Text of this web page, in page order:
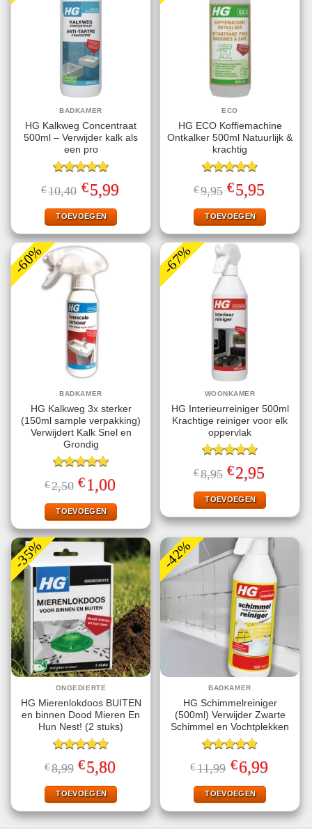
BADKAMER
HG Kalkweg Concentraat
500ml – Verwijder kalk als
een pro
Gewaardeerd
5.00uit 5
€10,40 Oorspronkelijke
prijs
was:
€10,40.
€5,99Huidige
prijs
TOEVOEGEN
ECO
HG ECO Koffiemachine
Ontkalker 500ml Natuurlijk &
krachtig
Gewaardeerd
5.00uit 5
€9,95 Oorspronkelijke
prijs
was:
€9,95.
€5,95
is:
€5,95.
TOEVOEGEN
-60%
BADKAMER
HG Kalkweg 3x sterker
(150ml sample verpakking)
Verwijdert Kalk Snel en
Grondig
Gewaardeerd
5.00uit 5
€2,50 Oorspronkelijke
prijs
was:
€2,50.
€1,00
is:
€1,00.
TOEVOEGEN
-67%
WOONKAMER
HG Interieurreiniger 500ml
Krachtige reiniger voor elk
oppervlak
Gewaardeerd
5.00uit 5
€8,95 Oorspronkelijke
prijs
was:
€8,95.
€2,95
is:
€2,95.
TOEVOEGEN
-35%
ONGEDIERTE
HG Mierenlokdoos BUITEN
en binnen Dood Mieren En
Hun Nest! (2 stuks)
Gewaardeerd
4.67uit 5
€8,99 Oorspronkelijke
prijs
was:
€8,99.
€5,80
is:
€5,80.
TOEVOEGEN
-42%
BADKAMER
HG Schimmelreiniger
(500ml) Verwijder Zwarte
Schimmel en Vochtplekken
Gewaardeerd
4.80uit 5
€11,99 Oorspronkelijke
prijs
was:
€11,99.
€6,99Huidige
prijs
TOEVOEGEN